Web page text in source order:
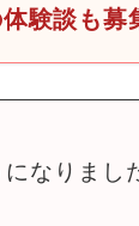
験談も募
なりま